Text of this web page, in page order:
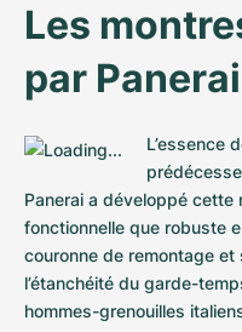
Les
par Panerai
L’essence
Panerai a développé cette
fonctionnelle que robuste
couronne de remontage
l’étanchéité du garde-
hommes-grenouilles